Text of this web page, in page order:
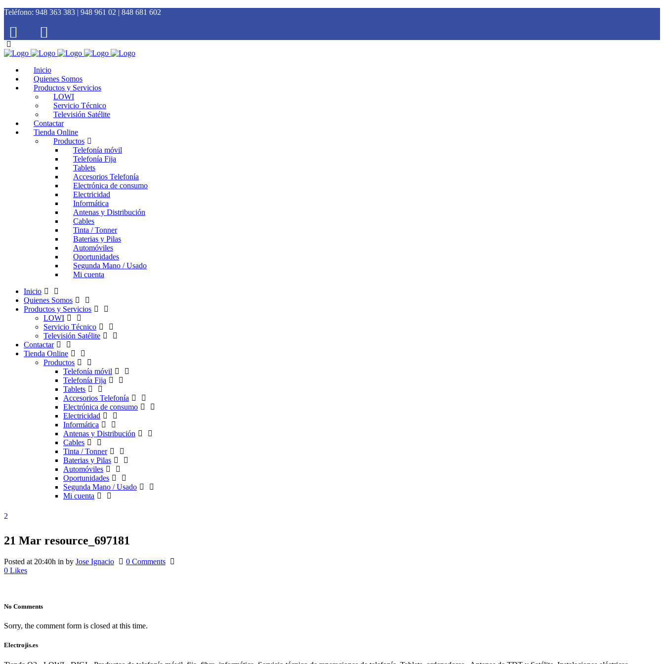
Teléfono: 948 363 383 | 948 961 02 | 848 681 602
Inicio
Quienes Somos
Productos y Servicios
LOWI
Servicio Técnico
Televisión Satélite
Contactar
Tienda Online
Productos
Telefonía móvil
Telefonía Fija
Tablets
Accesorios Telefonía
Electrónica de consumo
Electricidad
Informática
Antenas y Distribución
Cables
Tinta / Tonner
Baterias y Pilas
Automóviles
Oportunidades
Segunda Mano / Usado
Mi cuenta
Inicio
Quienes Somos
Productos y Servicios
LOWI
Servicio Técnico
Televisión Satélite
Contactar
Tienda Online
Productos
Telefonía móvil
Telefonía Fija
Tablets
Accesorios Telefonía
Electrónica de consumo
Electricidad
Informática
Antenas y Distribución
Cables
Tinta / Tonner
Baterias y Pilas
Automóviles
Oportunidades
Segunda Mano / Usado
Mi cuenta
21 Mar resource_697181
Posted at 20:40h in by Jose Ignacio
0 Comments
0 Likes
No Comments
Sorry, the comment form is closed at this time.
Electrojis.es